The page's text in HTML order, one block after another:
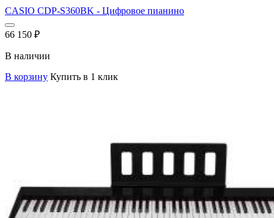
CASIO CDP-S360BK - Цифровое пианино
66 150 ₽
В наличии
В корзину Купить в 1 клик